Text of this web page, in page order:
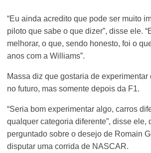
“Eu ainda acredito que pode ser muito
piloto que sabe o que dizer”, disse ele.
melhorar, o que, sendo honesto, foi o
anos com a Williams”.
Massa diz que gostaria de experimentar
no futuro, mas somente depois da F1.
“Seria bom experimentar algo, carros
qualquer categoria diferente”, disse ele,
perguntado sobre o desejo de Romain
disputar uma corrida de NASCAR.